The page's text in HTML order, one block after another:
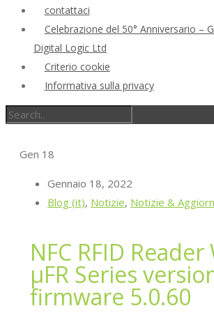
contattaci
Celebrazione del 50° Anniversario –
Digital Logic Ltd
Criterio cookie
Informativa sulla privacy
Gen 18
Gennaio 18, 2022
Blog (it), Notizie, Notizie &
NFC RFID
μFR Series
firmware 5.0.60